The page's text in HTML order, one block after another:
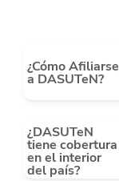
¿Cómo Afiliarse
a DASUTeN?
¿DASUTeN
tiene cobertura
en el interior
del país?